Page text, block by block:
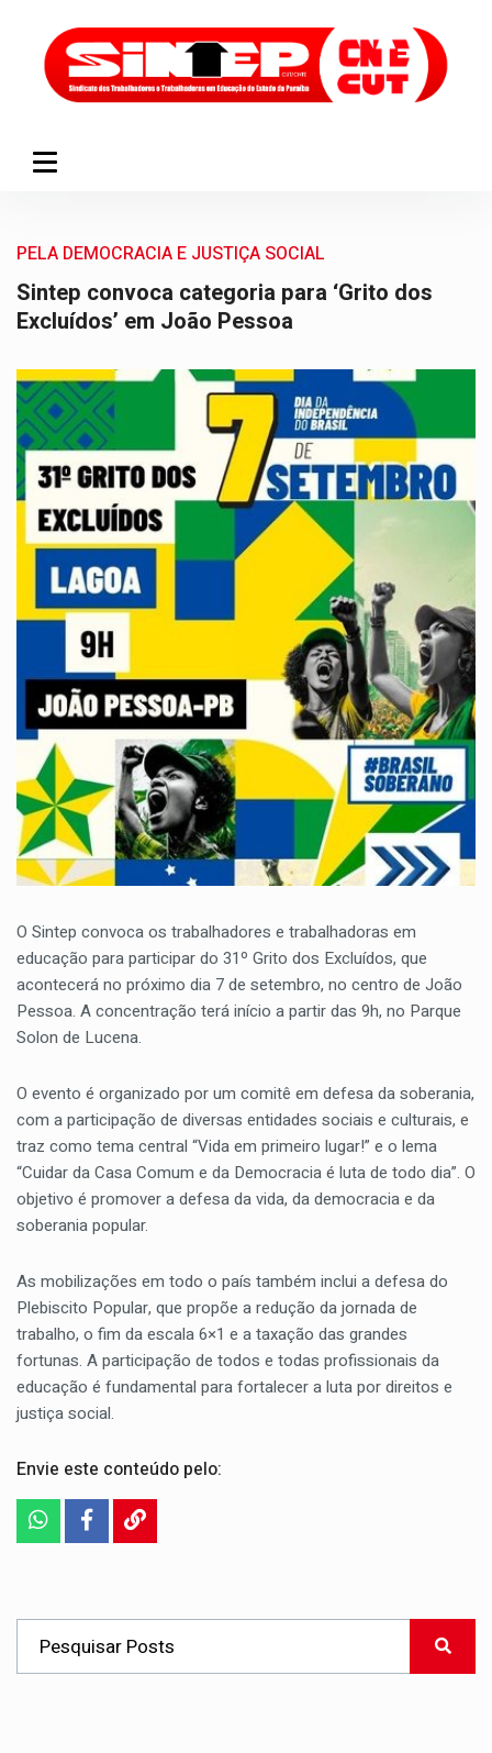
PELA DEMOCRACIA E JUSTIÇA SOCIAL
Sintep convoca categoria para ‘Grito dos
Excluídos’ em João Pessoa
O Sintep convoca os trabalhadores e trabalhadoras em
educação para participar do 31º Grito dos Excluídos, que
acontecerá no próximo dia 7 de setembro, no centro de João
Pessoa. A concentração terá início a partir das 9h, no Parque
Solon de Lucena.
O evento é organizado por um comitê em defesa da soberania,
com a participação de diversas entidades sociais e culturais, e
traz como tema central “Vida em primeiro lugar!” e o lema
“Cuidar da Casa Comum e da Democracia é luta de todo dia”. O
objetivo é promover a defesa da vida, da democracia e da
soberania popular.
As mobilizações em todo o país também inclui a defesa do
Plebiscito Popular, que propõe a redução da jornada de
trabalho, o fim da escala 6×1 e a taxação das grandes
fortunas. A participação de todos e todas profissionais da
educação é fundamental para fortalecer a luta por direitos e
justiça social.
Envie este conteúdo pelo: